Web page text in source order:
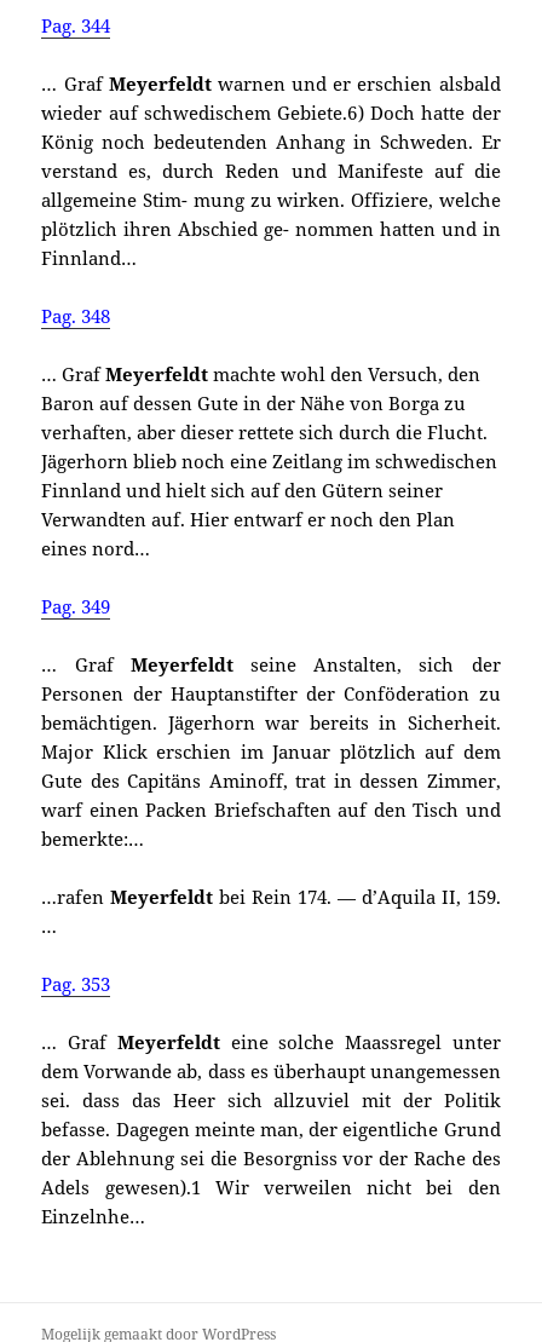
Pag. 344
… Graf Meyerfeldtwarnen und er erschien alsbald
wieder auf schwedischem Gebiete.6) Doch hatte der
König noch bedeutenden Anhang in Schweden. Er
verstand es, durch Reden und Manifeste auf die
allgemeine Stim- mung zu wirken. Offiziere, welche
plötzlich ihren Abschied ge- nommen hatten und in
Finnland…
Pag. 348
… GrafMeyerfeldt machte wohl den Versuch, den
Baron auf dessen Gute in der Nähe von Borga zu
verhaften, aber dieser rettete sich durch die Flucht.
Jägerhorn blieb noch eine Zeitlang im schwedischen
Finnland und hielt sich auf den Gütern seiner
Verwandten auf. Hier entwarf er noch den Plan
eines nord…
Pag. 349
… Graf Meyerfeldtseine Anstalten, sich der
Personen der Hauptanstifter der Conföderation zu
bemächtigen. Jägerhorn war bereits in Sicherheit.
Major Klick erschien im Januar plötzlich auf dem
Gute des Capitäns Aminoff, trat in dessen Zimmer,
warf einen Packen Briefschaften auf den Tisch und
bemerkte:…
…rafenMeyerfeldt bei Rein 174. — d’Aquila II, 159.
…
Pag. 353
… Graf Meyerfeldteine solche Maassregel unter
dem Vorwande ab, dass es überhaupt unangemessen
sei. dass das Heer sich allzuviel mit der Politik
befasse. Dagegen meinte man, der eigentliche Grund
der Ablehnung sei die Besorgniss vor der Rache des
Adels gewesen).1 Wir verweilen nicht bei den
Einzelnhe…
Mogelijk gemaakt door WordPress